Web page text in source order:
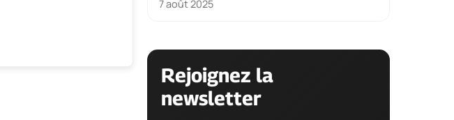
7 août 2025
Rejoignez la
newsletter